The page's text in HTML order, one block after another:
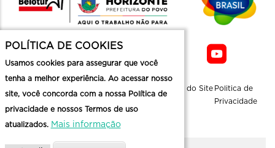
Mapa do Site Politica de
Privacidade
POLÍTICA DE COOKIES
Usamos cookies para assegurar que você
tenha a melhor experiência. Ao acessar nosso
site, você concorda com a nossa Política de
privacidade e nossos Termos de uso
atualizados. Mais informação